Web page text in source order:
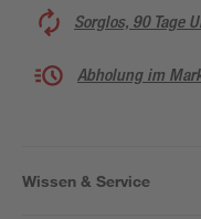
Sorglos, 90 Tage
Abholung im
Wissen & Service